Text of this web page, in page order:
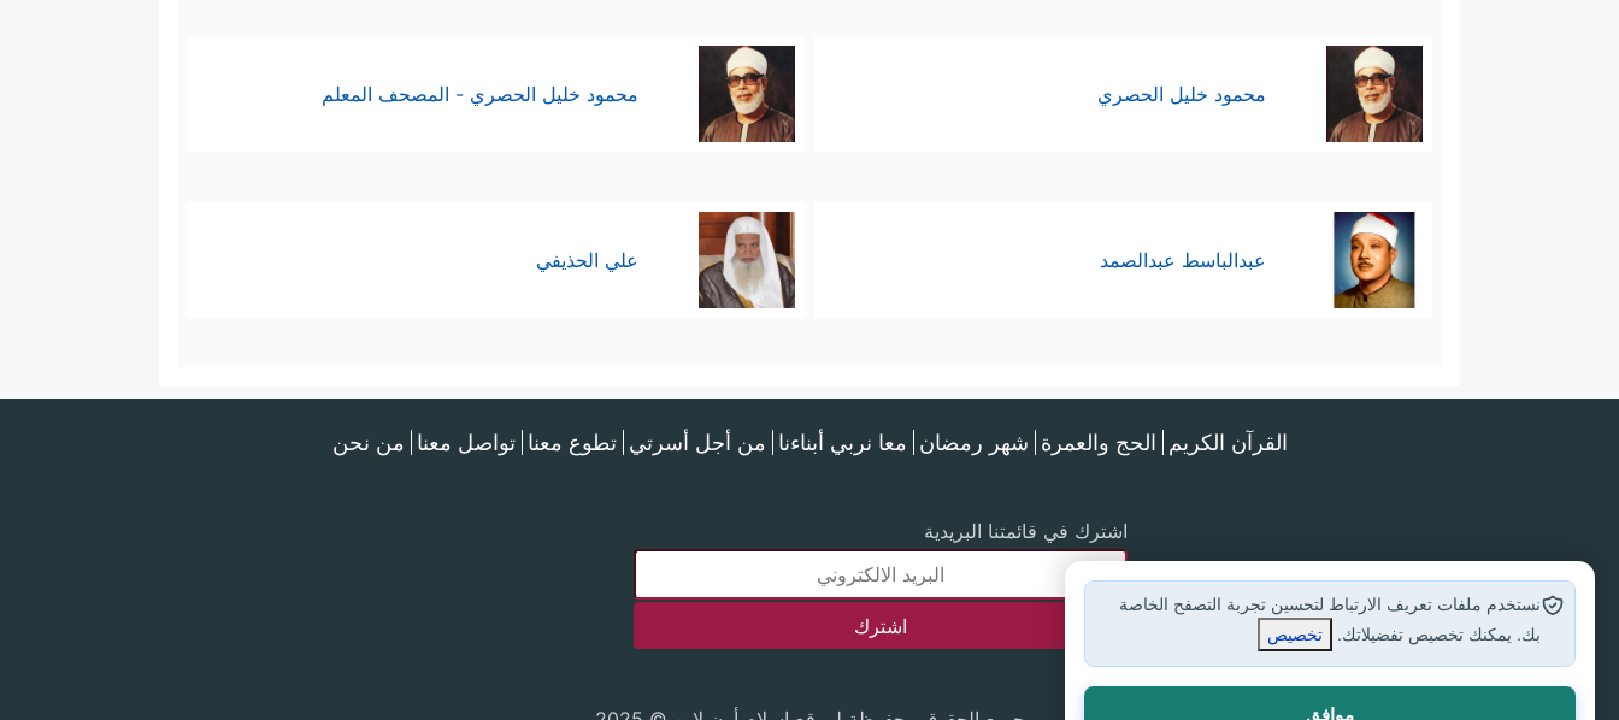
محمود خليل الحصري محمود خليل الحصري - المصحف المعلم
عبدالباسط عبدالصمد علي الحذيفي
القرآن الكريم الحج والعمرة شهر رمضان معا نربي أبناءنا من أجل أسرتي تطوع معنا تواصل معنا من نحن
اشترك في قائمتنا البريدية
نستخدم ملفات تعريف الارتباط لتحسين تجربة التصفح الخاصة
بك. يمكنك تخصيص تفضيلاتك.
تخصيص
موافق